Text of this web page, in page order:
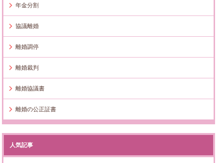
年金分割
協議離婚
離婚調停
離婚裁判
離婚協議書
離婚の公正証書
人気記事